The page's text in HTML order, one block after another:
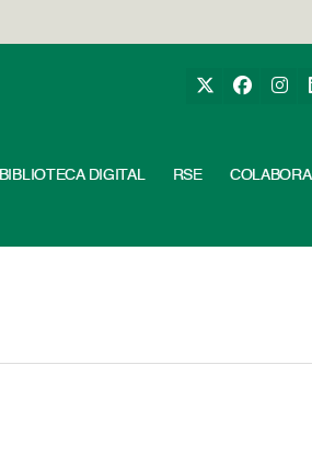
BIBLIOTECA DIGITAL RSE